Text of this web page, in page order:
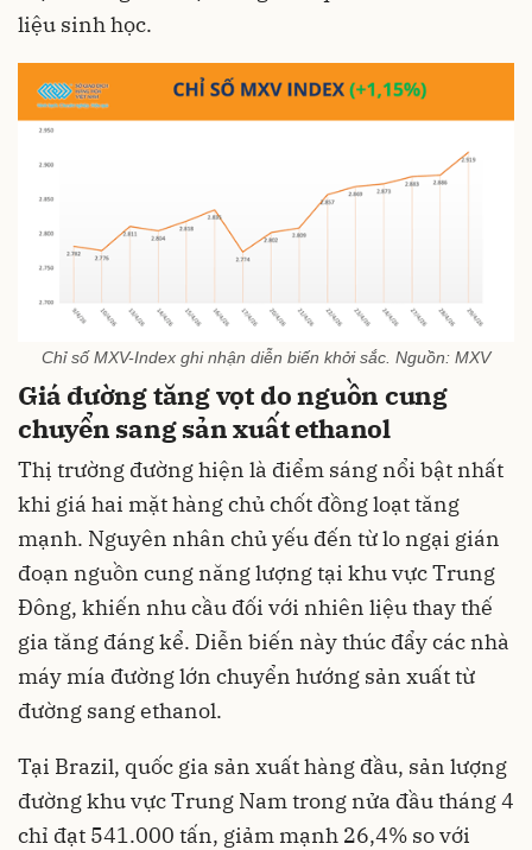
liệu sinh học.
Chỉ số MXV-Index ghi nhận diễn biến khởi sắc. Nguồn: MXV
Giá đường tăng vọt do nguồn cung
chuyển sang sản xuất ethanol
Thị trường đường hiện là điểm sáng nổi bật nhất
khi giá hai mặt hàng chủ chốt đồng loạt tăng
mạnh. Nguyên nhân chủ yếu đến từ lo ngại gián
đoạn nguồn cung năng lượng tại khu vực Trung
Đông, khiến nhu cầu đối với nhiên liệu thay thế
gia tăng đáng kể. Diễn biến này thúc đẩy các nhà
máy mía đường lớn chuyển hướng sản xuất từ
đường sang ethanol.
Tại Brazil, quốc gia sản xuất hàng đầu, sản lượng
đường khu vực Trung Nam trong nửa đầu tháng 4
chỉ đạt 541.000 tấn, giảm mạnh 26,4% so với